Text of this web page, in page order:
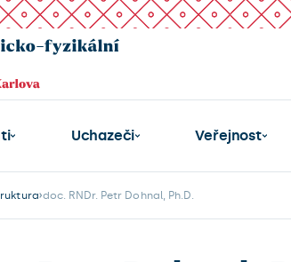
Uchazeči Veřejnost
doc. RNDr. Petr Dohnal, Ph.D.